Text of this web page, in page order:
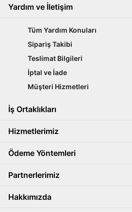
Yardım ve İletişim
Tüm Yardım Konuları
Sipariş Takibi
Teslimat Bilgileri
İptal ve İade
Müşteri Hizmetleri
İş Ortaklıkları
Hizmetlerimiz
Ödeme Yöntemleri
Partnerlerimiz
Hakkımızda